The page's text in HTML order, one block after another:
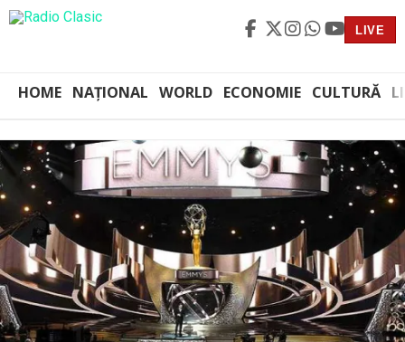
LIVE
HOME NAȚIONAL WORLD ECONOMIE CULTURĂ